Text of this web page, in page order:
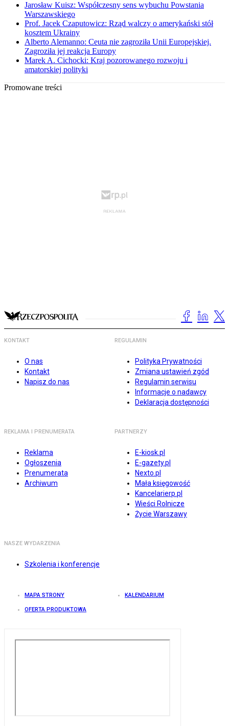
Jarosław Kuisz: Współczesny sens wybuchu Powstania
Warszawskiego
Prof. Jacek Czaputowicz: Rząd walczy o amerykański stół
kosztem Ukrainy
Alberto Alemanno: Ceuta nie zagroziła Unii Europejskiej.
Zagroziła jej reakcja Europy
Marek A. Cichocki: Kraj pozorowanego rozwoju i
amatorskiej polityki
Promowane treści
KONTAKT
O nas
Kontakt
Napisz do nas
REGULAMIN
Polityka Prywatności
Zmiana ustawień zgód
Regulamin serwisu
Informacje o nadawcy
Deklaracja dostępności
REKLAMA I PRENUMERATA
Reklama
Ogłoszenia
Prenumerata
Archiwum
PARTNERZY
E-kiosk.pl
E-gazety.pl
Nexto.pl
Mała księgowość
Kancelarierp.pl
Wieści Rolnicze
Życie Warszawy
NASZE WYDARZENIA
Szkolenia i konferencje
MAPA STRONY KALENDARIUM
OFERTA PRODUKTOWA